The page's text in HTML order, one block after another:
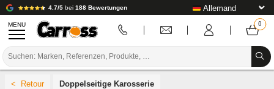
4.7/5 bei 188 Bewertungen
MENU
Doppelseitige Karosserie